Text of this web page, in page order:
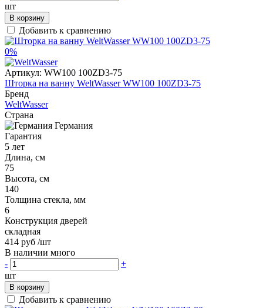
шт
В корзину
Добавить к сравнению
0%
Артикул: WW100 100ZD3-75
Шторка на ванну WeltWasser WW100 100ZD3-75
Бренд
WeltWasser
Страна
Германия
Гарантия
5 лет
Длина, см
75
Высота, см
140
Толщина стекла, мм
6
Конструкция дверей
складная
414 руб /шт
В наличии много
-
+
шт
В корзину
Добавить к сравнению